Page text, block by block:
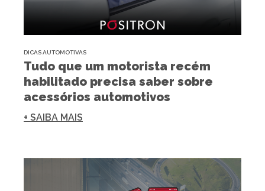
DICAS AUTOMOTIVAS
Tudo que um motorista recém
habilitado precisa saber sobre
acessórios automotivos
+ SAIBA MAIS